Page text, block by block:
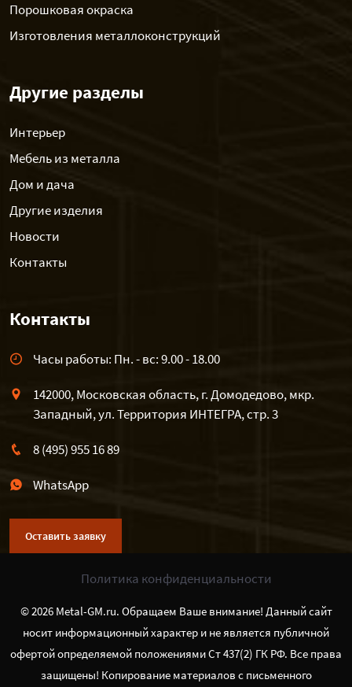
Порошковая окраска
Изготовления металлоконструкций
Другие разделы
Интерьер
Мебель из металла
Дом и дача
Другие изделия
Новости
Контакты
Контакты
Часы работы: Пн. - вс: 9.00 - 18.00
142000, Московская область, г. Домодедово, мкр.
Западный, ул. Территория ИНТЕГРА, стр. 3
8 (495) 955 16 89
WhatsApp
Оставить заявку
Политика конфиденциальности
© 2026 Metal-GM.ru. Обращаем Ваше внимание! Данный сайт
носит информационный характер и не является публичной
офертой определяемой положениями Ст 437(2) ГК РФ. Все права
защищены! Копирование материалов с письменного